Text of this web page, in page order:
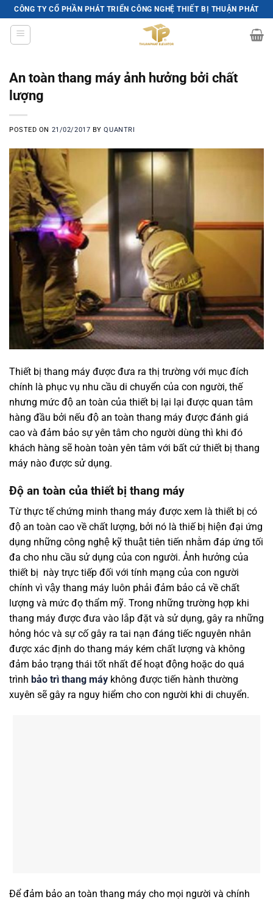
Skip
to
content
CÔNG TY CỔ PHẦN PHÁT TRIỂN CÔNG NGHỆ THIẾT BỊ THUẬN PHÁT
An toàn thang máy ảnh hưởng bởi chất
lượng
POSTED ON 21/02/2017 BYQUANTRI
Thiết bị thang máy được đưa ra thị trường với mục đích
chính là phục vụ nhu cầu di chuyển của con người, thế
nhưng mức độ an toàn của thiết bị lại lại được quan tâm
hàng đầu bởi nếu độ an toàn thang máy được đánh giá
cao và đảm bảo sự yên tâm cho người dùng thì khi đó
khách hàng sẽ hoàn toàn yên tâm với bất cứ thiết bị thang
máy nào được sử dụng.
Độ an toàn của thiết bị thang máy
Từ thực tế chứng minh thang máy được xem là thiết bị có
độ an toàn cao về chất lượng, bởi nó là thiế bị hiện đại ứng
dụng những công nghệ kỹ thuật tiên tiến nhằm đáp ứng tối
đa cho nhu cầu sử dụng của con người. Ảnh hưởng của
thiết bị này trực tiếp đối với tính mạng của con người
chính vì vậy thang máy luôn phải đảm bảo cả về chất
lượng và mức đọ thẩm mỹ. Trong những trường hợp khi
thang máy được đưa vào lắp đặt và sử dụng, gây ra những
hỏng hóc và sự cố gây ra tai nạn đáng tiếc nguyên nhân
được xác định do thang máy kém chất lượng và không
đảm bảo trạng thái tốt nhất để hoạt động hoặc do quá
trình bảo trì thang máy không được tiến hành thường
xuyên sẽ gây ra nguy hiểm cho con người khi di chuyển.
Để đảm bảo an toàn thang máy cho mọi người và chính